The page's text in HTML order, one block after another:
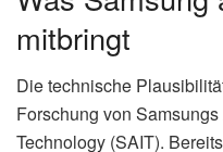
mitbringt
Die technische
Forschung von
Technology (SAIT).